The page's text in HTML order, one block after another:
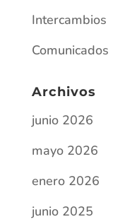
Intercambios
Comunicados
Archivos
junio 2026
mayo 2026
enero 2026
junio 2025